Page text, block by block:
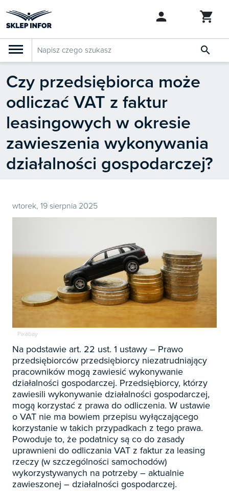
PRODUKTY

Klasyfikacja budżetowa 2027
Szkolenia
Abonamenty
KSeF
Dziennik Gazeta Prawna
Bestsellery

Prenumerata 2026 
Szkolenia 
Biznes / Zarządzanie
Sygnaliści 
Prawo Pracy i ZUS 
Czasopisma
E-wydania
Książki
E-booki
Webinaria
Rachunkowość i finanse 
Czasopisma
E-wydania
Książki
E-booki
Webinaria
Rachunkowość budżetowa 
Czasopisma
E-wydania
Książki
E-booki
Webinaria
Podatki 
Czasopisma
E-wydania
Książki
E-booki
Webinaria
Biura rachunkowe 
Czasopisma
E-wydania
Książki
Samorząd i administracja 
Czasopisma
E-wydania
INFORLEX 
Oprogramowanie 
Czy przedsiębiorca może
odliczać VAT z faktur
leasingowych w okresie
zawieszenia wykonywania
działalności gospodarczej?
wtorek, 19 sierpnia 2025
Pixabay
Na podstawie art. 22 ust. 1 ustawy – Prawo
przedsiębiorców przedsiębiorcy niezatrudniający
pracowników mogą zawiesić wykonywanie
działalności gospodarczej. Przedsiębiorcy, którzy
zawiesili wykonywanie działalności gospodarczej,
mogą korzystać z prawa do odliczenia. W ustawie
o VAT nie ma bowiem przepisu wyłączającego
korzystanie w takich przypadkach z tego prawa.
Powoduje to, że podatnicy są co do zasady
uprawnieni do odliczania VAT z faktur za leasing
rzeczy (w szczególności samochodów)
wykorzystywanych na potrzeby – aktualnie
zawieszonej – działalności gospodarczej.